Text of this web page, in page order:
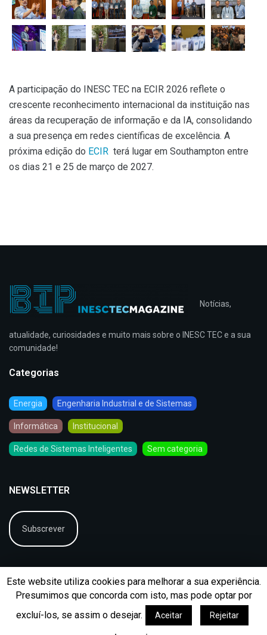
A participação do INESC TEC na ECIR 2026 reflete o
crescente reconhecimento internacional da instituição nas
áreas da recuperação de informação e da IA, consolidando
a sua presença em redes científicas de excelência. A
próxima edição do ECIR terá lugar em Southampton entre
os dias 21 e 25 de março de 2027.
Notícias,
atualidade, curiosidades e muito mais sobre o INESC TEC e a sua
comunidade!
Categorias
Energia Engenharia Industrial e de Sistemas
Informática Institucional
Redes de Sistemas Inteligentes Sem categoria
NEWSLETTER
Subscrever
© 2026BIP Ficha Técnica Arquivo Contactos
Este website utiliza cookies para melhorar a sua experiência.
Presumimos que concorda com isto, mas pode optar por
excluí-los, se assim o desejar.
Aceitar Rejeitar